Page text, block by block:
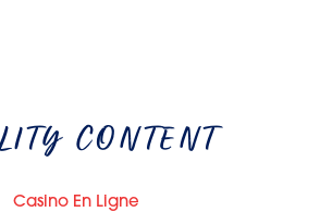
CONTENT
Casino En Ligne